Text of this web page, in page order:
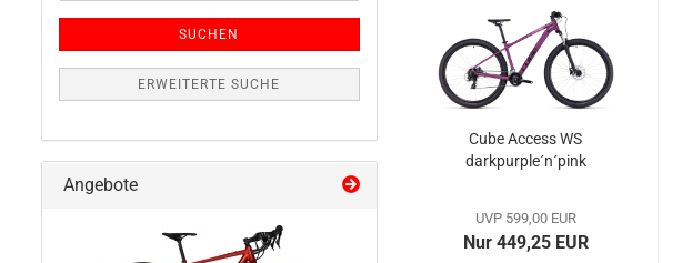
Cube Access WS
darkpurple´n´pink
UVP 599,00 EUR
Nur 449,25 EUR
SUCHEN
ERWEITERTE SUCHE
Angebote